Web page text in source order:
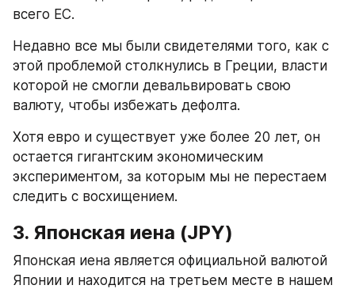
всего ЕС.
Недавно все мы были свидетелями того, как с
этой проблемой столкнулись в Греции, власти
которой не смогли девальвировать свою
валюту, чтобы избежать дефолта.
Хотя евро и существует уже более 20 лет, он
остается гигантским экономическим
экспериментом, за которым мы не перестаем
следить с восхищением.
3. Японская иена (JPY)
Японская иена является официальной валютой
Японии и находится на третьем месте в нашем